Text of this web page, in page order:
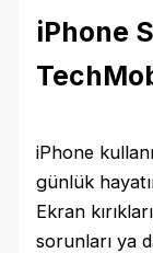
iPhone
iPhone
günlük
Ekran
sorunları ya